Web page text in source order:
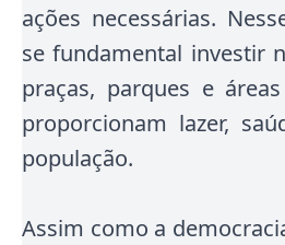
ações necessárias.
se fundamental investir
praças, parques e
proporcionam lazer,
população.
Assim como a